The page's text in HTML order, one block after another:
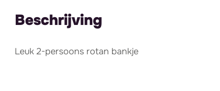
Beschrijving
Leuk 2-persoons rotan bankje